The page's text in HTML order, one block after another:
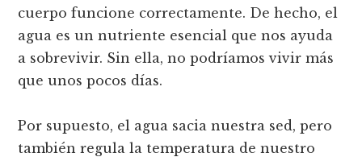
cuerpo funcione correctamente. De hecho, el
agua es un nutriente esencial que nos ayuda
a sobrevivir. Sin ella, no podríamos vivir más
que unos pocos días.
Por supuesto, el agua sacia nuestra sed, pero
también regula la temperatura de nuestro